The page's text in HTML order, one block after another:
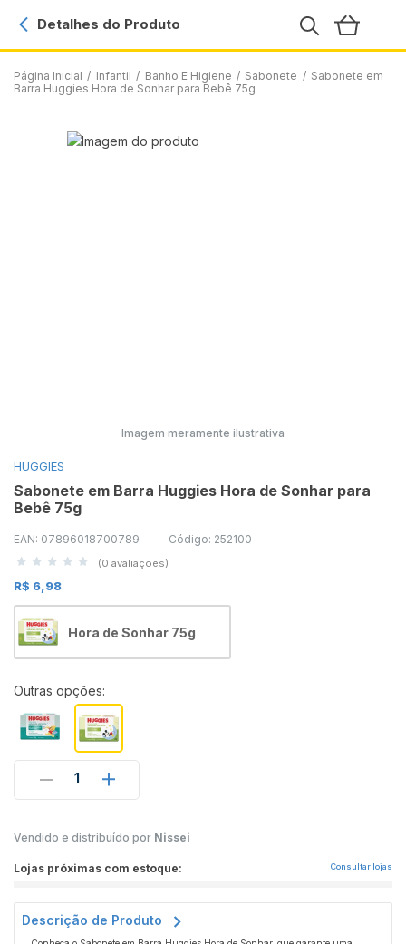
Página Inicial / Infantil / Banho E Higiene / Sabonete / Sabonete em
Barra Huggies Hora de Sonhar para Bebê 75g
Detalhes do Produto
Imagem meramente ilustrativa
HUGGIES
Sabonete em Barra Huggies Hora de Sonhar para
Bebê 75g
EAN: 07896018700789 Código: 252100
(0 avaliações)
R$ 6,98
Hora de Sonhar 75g
Outras opções:
1
Vendido e distribuído por Nissei
Lojas próximas com estoque: Consultar lojas
Descrição de Produto